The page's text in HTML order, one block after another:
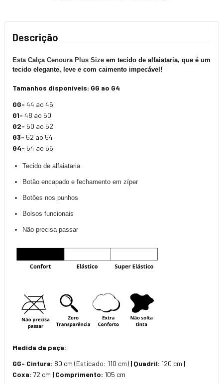
Descrição
Esta Calça Cenoura Plus Size em tecido de alfaiataria, que é um
tecido elegante, leve e com caimento impecável!
Tamanhos disponíveis: GG ao G4
GG- 44 ao 46
G1- 48 ao 50
G2- 50 ao 52
G3- 52 ao 54
G4- 54 ao 56
Tecido de alfaiataria
Botão encapado e fechamento em zíper
Botões nos punhos
Bolsos funcionais
Não precisa passar
Medida da peça:
GG- Cintura: 80 cm (Esticado: 110 cm) | Quadril: 120 cm |
Coxa: 72 cm | Comprimento: 105 cm